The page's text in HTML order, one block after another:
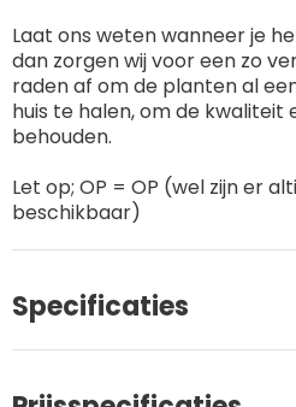
Laat ons weten wanneer je
dan zorgen wij voor een zo
raden af om de planten al
huis te halen, om de kwaliteit
behouden.
Let op; OP = OP (wel zijn er
beschikbaar)
Specificaties